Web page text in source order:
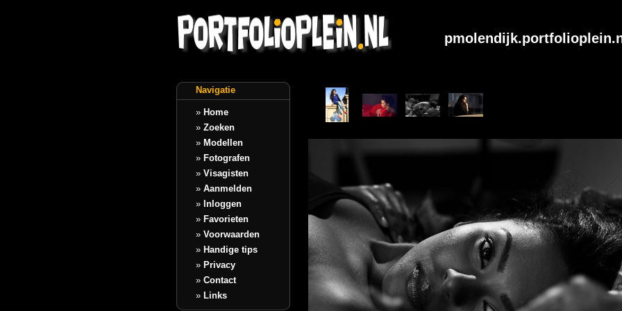
Navigatie
» Home
» Zoeken
» Modellen
» Fotografen
» Visagisten
» Aanmelden
» Inloggen
» Favorieten
» Voorwaarden
» Handige tips
» Privacy
» Contact
» Links